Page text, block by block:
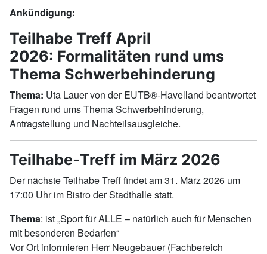
Ankündigung:
Teilhabe Treff April
2026: Formalitäten rund ums
Thema Schwerbehinderung
Thema: Uta Lauer von der EUTB®-Havelland beantwortet
Fragen rund ums Thema Schwerbehinderung,
Antragstellung und Nachteilsausgleiche.
Teilhabe‑Treff im März 2026
Der nächste Teilhabe Treff findet am 31. März 2026 um
17:00 Uhr im Bistro der Stadthalle statt.
Thema: ist „Sport für ALLE – natürlich auch für Menschen
mit besonderen Bedarfen“
Vor Ort informieren Herr Neugebauer (Fachbereich